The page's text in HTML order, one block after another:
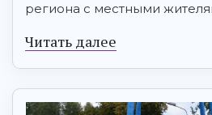
региона с местными
Читать далее